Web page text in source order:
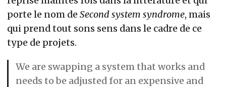
porte le nom deSecond system syndrome, mais
qui prend tout sons sens dans le cadre de ce
type de projets.
We are swapping a system that works and
needs to be adjusted for an expensive and